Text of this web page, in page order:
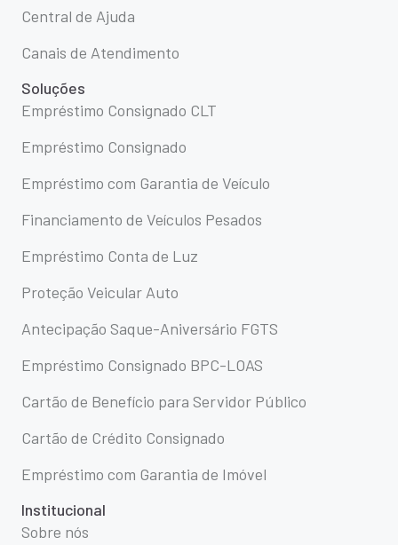
Central de Ajuda
Canais de Atendimento
Soluções
Empréstimo Consignado CLT
Empréstimo Consignado
Empréstimo com Garantia de Veículo
Financiamento de Veículos Pesados
Empréstimo Conta de Luz
Proteção Veicular Auto
Antecipação Saque-Aniversário FGTS
Empréstimo Consignado BPC-LOAS
Cartão de Benefício para Servidor Público
Cartão de Crédito Consignado
Empréstimo com Garantia de Imóvel
Institucional
Sobre nós